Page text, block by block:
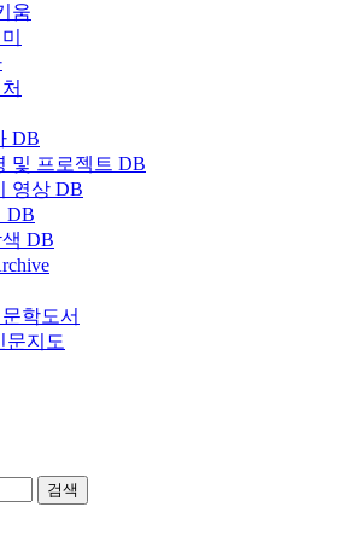
움
DB
및 프로젝트 DB
영상 DB
DB
DB
학도서
문지도